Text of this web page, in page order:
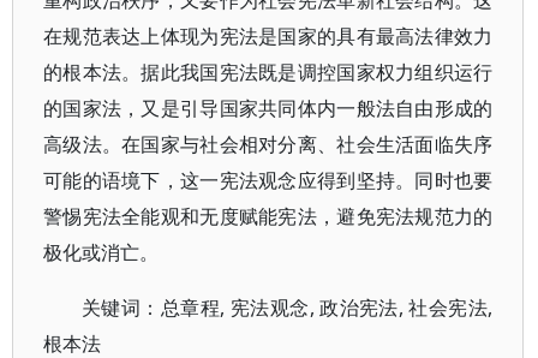
在规范表达上体现为宪法是国家的具有最高法律效力
的根本法。据此我国宪法既是调控国家权力组织运行
的国家法，又是引导国家共同体内一般法自由形成的
高级法。在国家与社会相对分离、社会生活面临失序
可能的语境下，这一宪法观念应得到坚持。同时也要
警惕宪法全能观和无度赋能宪法，避免宪法规范力的
极化或消亡。
关键词：总章程, 宪法观念, 政治宪法, 社会宪法,
根本法